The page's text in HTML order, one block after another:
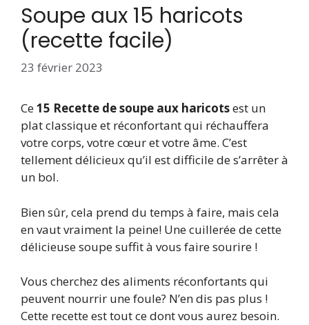
Soupe aux 15 haricots
(recette facile)
23 février 2023
Ce15 Recette de soupe aux haricotsest un
plat classique et réconfortant qui réchauffera
votre corps, votre cœur et votre âme. C’est
tellement délicieux qu’il est difficile de s’arrêter à
un bol.
Bien sûr, cela prend du temps à faire, mais cela
en vaut vraiment la peine! Une cuillerée de cette
délicieuse soupe suffit à vous faire sourire !
Vous cherchez des aliments réconfortants qui
peuvent nourrir une foule? N’en dis pas plus !
Cette recette est tout ce dont vous aurez besoin.